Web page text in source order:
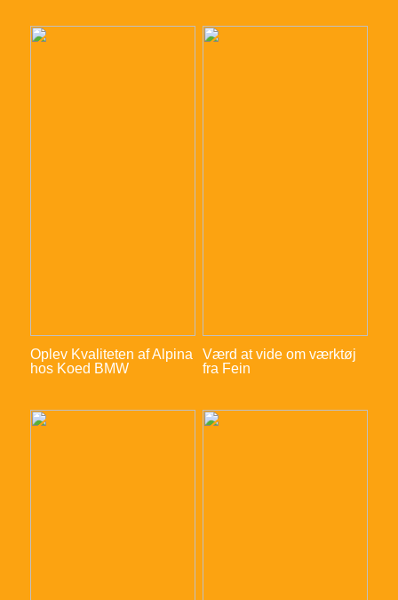
Oplev Kvaliteten af Alpina
hos Koed BMW
Værd at vide om værktøj
fra Fein